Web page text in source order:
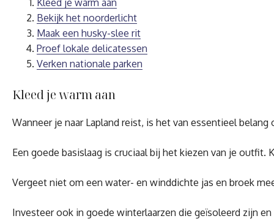
Kleed je warm aan
Bekijk het noorderlicht
Maak een husky-slee rit
Proef lokale delicatessen
Verken nationale parken
Kleed je warm aan
Wanneer je naar Lapland reist, is het van essentieel
Een goede basislaag is cruciaal bij het kiezen van je
Vergeet niet om een water- en winddichte jas en broek
Investeer ook in goede winterlaarzen die geïsoleerd zijn